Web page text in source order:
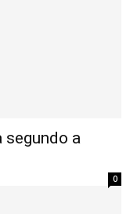
segundo a
0